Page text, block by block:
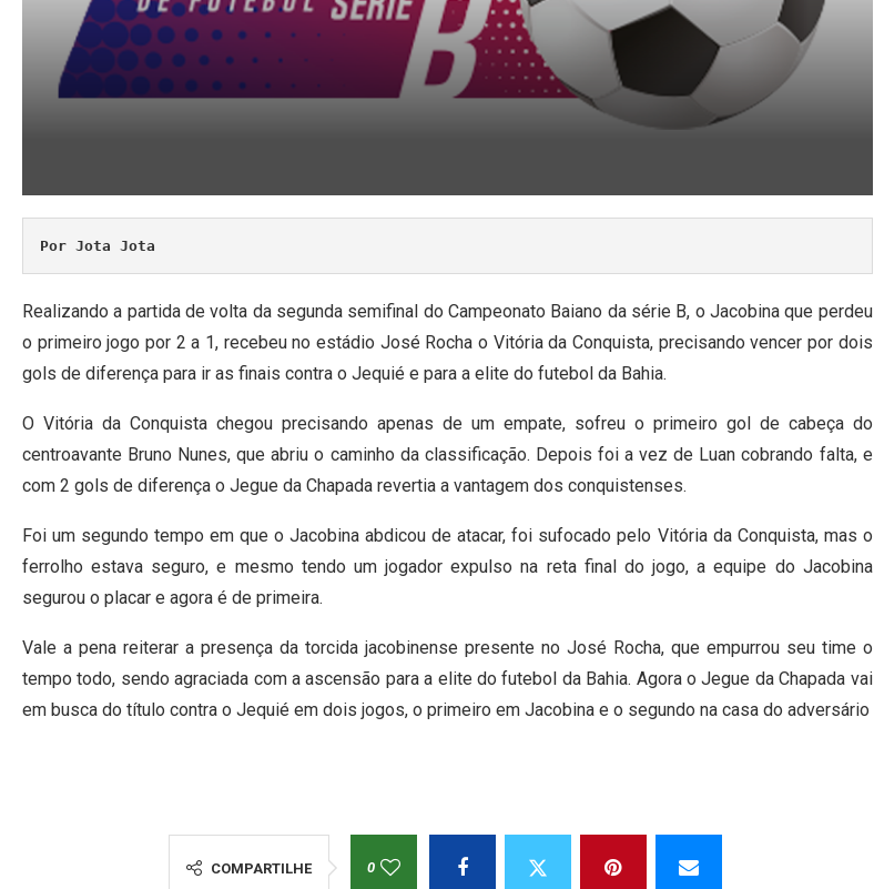
Por Jota Jota
Realizando a partida de volta da segunda semifinal do Campeonato Baiano da série B, o Jacobina que perdeu
o primeiro jogo por 2 a 1, recebeu no estádio José Rocha o Vitória da Conquista, precisando vencer por dois
gols de diferença para ir as finais contra o Jequié e para a elite do futebol da Bahia.
O Vitória da Conquista chegou precisando apenas de um empate, sofreu o primeiro gol de cabeça do
centroavante Bruno Nunes, que abriu o caminho da classificação. Depois foi a vez de Luan cobrando falta, e
com 2 gols de diferença o Jegue da Chapada revertia a vantagem dos conquistenses.
Foi um segundo tempo em que o Jacobina abdicou de atacar, foi sufocado pelo Vitória da Conquista, mas o
ferrolho estava seguro, e mesmo tendo um jogador expulso na reta final do jogo, a equipe do Jacobina
segurou o placar e agora é de primeira.
Vale a pena reiterar a presença da torcida jacobinense presente no José Rocha, que empurrou seu time o
tempo todo, sendo agraciada com a ascensão para a elite do futebol da Bahia. Agora o Jegue da Chapada vai
em busca do título contra o Jequié em dois jogos, o primeiro em Jacobina e o segundo na casa do adversário
COMPARTILHE 0